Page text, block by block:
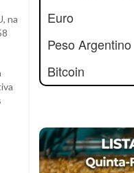
na
Euro
Peso Argentino
Bitcoin